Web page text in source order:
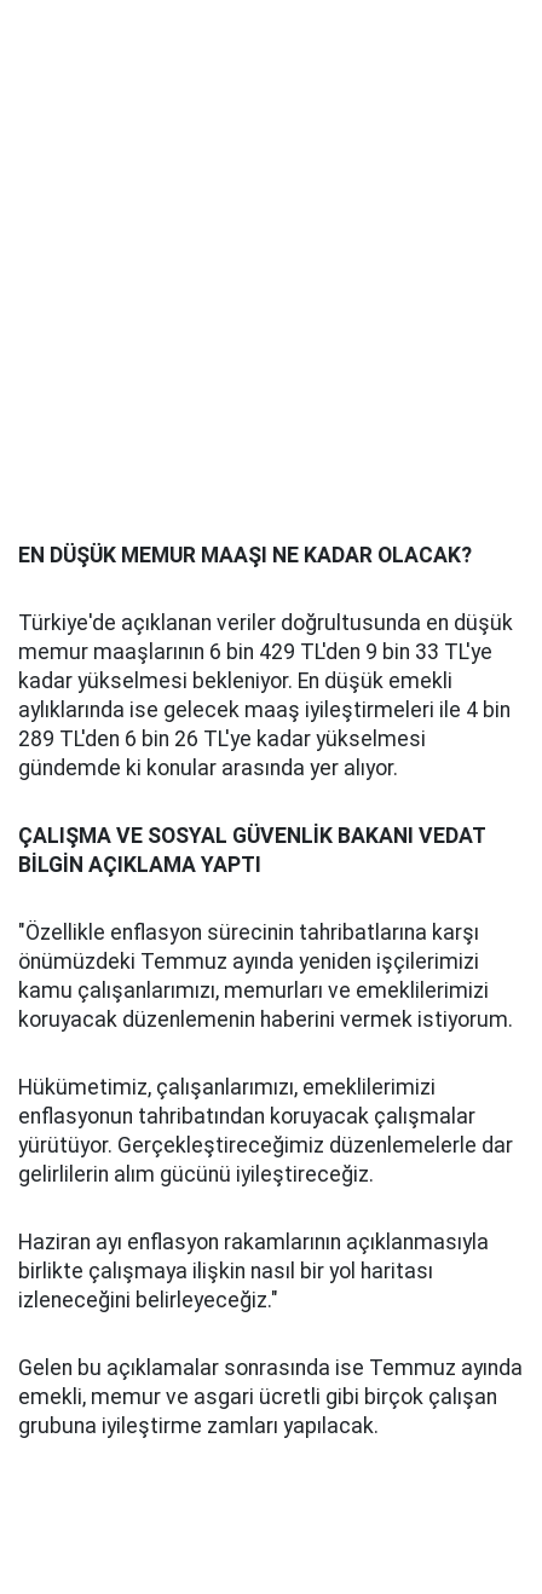
EN DÜŞÜK MEMUR MAAŞI NE KADAR OLACAK?
Türkiye'de açıklanan veriler doğrultusunda en düşük
memur maaşlarının 6 bin 429 TL'den 9 bin 33 TL'ye
kadar yükselmesi bekleniyor. En düşük emekli
aylıklarında ise gelecek maaş iyileştirmeleri ile 4 bin
289 TL'den 6 bin 26 TL'ye kadar yükselmesi
gündemde ki konular arasında yer alıyor.
ÇALIŞMA VE SOSYAL GÜVENLİK BAKANI VEDAT
BİLGİN AÇIKLAMA YAPTI
"Özellikle enflasyon sürecinin tahribatlarına karşı
önümüzdeki Temmuz ayında yeniden işçilerimizi
kamu çalışanlarımızı, memurları ve emeklilerimizi
koruyacak düzenlemenin haberini vermek istiyorum.
Hükümetimiz, çalışanlarımızı, emeklilerimizi
enflasyonun tahribatından koruyacak çalışmalar
yürütüyor. Gerçekleştireceğimiz düzenlemelerle dar
gelirlilerin alım gücünü iyileştireceğiz.
Haziran ayı enflasyon rakamlarının açıklanmasıyla
birlikte çalışmaya ilişkin nasıl bir yol haritası
izleneceğini belirleyeceğiz."
Gelen bu açıklamalar sonrasında ise Temmuz ayında
emekli, memur ve asgari ücretli gibi birçok çalışan
grubuna iyileştirme zamları yapılacak.